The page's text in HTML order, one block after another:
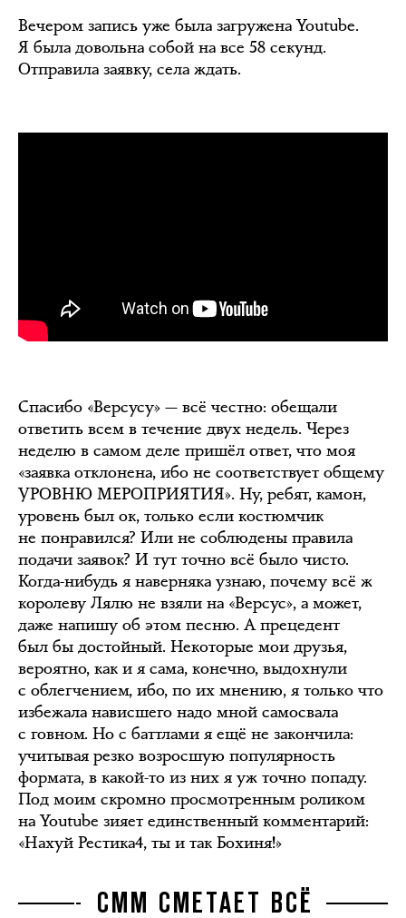
Вечером запись уже была загружена Youtube.
Я была довольна собой на все 58 секунд.
Отправила заявку, села ждать.
Спасибо «Версусу» — всё честно: обещали
ответить всем в течение двух недель. Через
неделю в самом деле пришёл ответ, что моя
«заявка отклонена, ибо не соответствует общему
УРОВНЮ МЕРОПРИЯТИЯ». Ну, ребят, камон,
уровень был ок, только если костюмчик
не понравился? Или не соблюдены правила
подачи заявок? И тут точно всё было чисто.
Когда-нибудь я наверняка узнаю, почему всё ж
королеву Лялю не взяли на «Версус», а может,
даже напишу об этом песню. А прецедент
был бы достойный. Некоторые мои друзья,
вероятно, как и я сама, конечно, выдохнули
с облегчением, ибо, по их мнению, я только что
избежала нависшего надо мной самосвала
с говном. Но с баттлами я ещё не закончила:
учитывая резко возросшую популярность
формата, в какой-то из них я уж точно попаду.
Под моим скромно просмотренным роликом
на Youtube зияет единственный комментарий:
«Нахуй Рестика4, ты и так Бохиня!»
СММ СМЕТАЕТ ВСЁ